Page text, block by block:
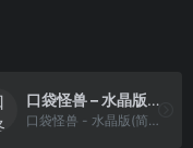
口袋怪兽 – 水晶版(简)[晶科泰](CN)[RPG](8Mb)
口袋怪兽 - 水晶版(简)[晶科泰](CN)[RPG](8Mb)